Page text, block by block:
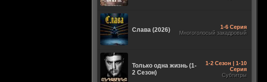
Слава (2026)
1-6 Серия
Многоголосый закадровый
Только одна жизнь (1-
2 Сезон)
1-2 Сезон | 1-10
Серия
Субтитры